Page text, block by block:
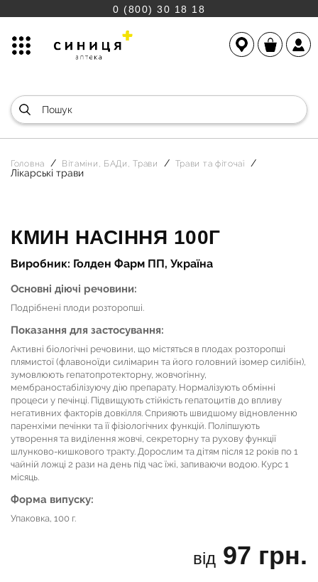
0 (800) 30 18 18
Головна Вітаміни, БАДи, Трави Трави та фіточаї
Лікарські трави
КМИН НАСІННЯ 100Г
Виробник: Голден Фарм ПП, Україна
Основні діючі речовини:
Подрібнені плоди розторопші.
Показання для застосування:
Активні біологічні речовини, що містяться в плодах розторопші
плямистої (флавоноїди силімарин та його головний ізомер силібін),
зумовлюють гепатопротекторну, жовчогінну,
мембраностабілізуючу дію препарату. Нормалізують обмінні
процеси у печінці. Підвищують стійкість гепатоцитів до впливу
негативних факторів довкілля. Сприяють швидшому відновленню
паренхіми печінки та її фізіологічних функцій. Поліпшують
утворення та виділення жовчі, секреторну та рухову функції
шлунково-кишкового тракту. Дорослим та дітям після 12 років по 1
чайній ложці 2 рази на день під час їжі, запиваючи водою. Курс 1
місяць.
Форма випуску:
Упаковка, 100 г.
від 97 грн.